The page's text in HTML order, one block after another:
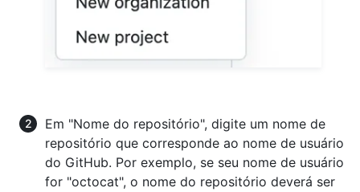
Em "Nome do repositório", digite um nome de
repositório que corresponde ao nome de usuário
do GitHub. Por exemplo, se seu nome de usuário
for "octocat", o nome do repositório deverá ser